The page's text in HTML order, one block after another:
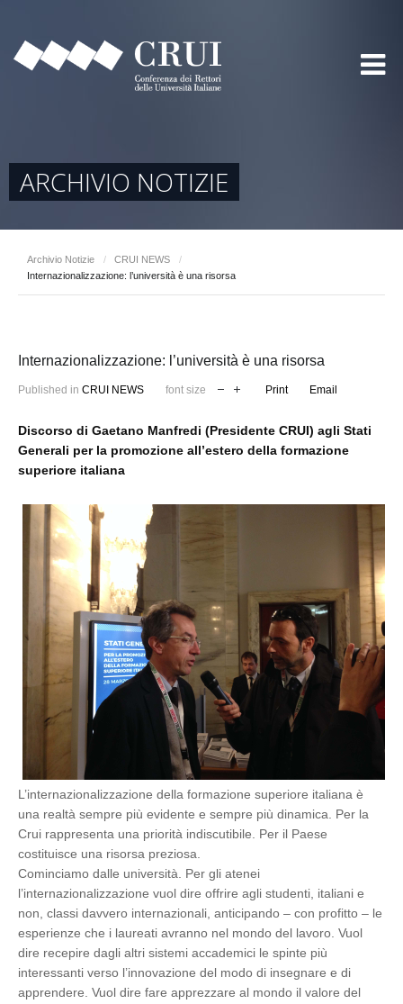
ARCHIVIO NOTIZIE
Archivio Notizie / CRUI NEWS
/
Internazionalizzazione: l’università è una risorsa
Internazionalizzazione: l’università è una risorsa
Published in CRUI NEWS font size Print Email
Discorso di Gaetano Manfredi (Presidente CRUI) agli Stati
Generali per la promozione all’estero della formazione
superiore italiana
L’internazionalizzazione della formazione superiore italiana è
una realtà sempre più evidente e sempre più dinamica. Per la
Crui rappresenta una priorità indiscutibile. Per il Paese
costituisce una risorsa preziosa.
Cominciamo dalle università. Per gli atenei
l’internazionalizzazione vuol dire offrire agli studenti, italiani e
non, classi davvero internazionali, anticipando – con profitto – le
esperienze che i laureati avranno nel mondo del lavoro. Vuol
dire recepire dagli altri sistemi accademici le spinte più
interessanti verso l’innovazione del modo di insegnare e di
apprendere. Vuol dire fare apprezzare al mondo il valore del